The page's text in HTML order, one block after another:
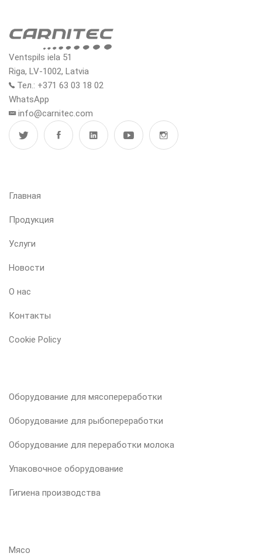
Ventspils iela 51
Riga, LV-1002, Latvia
Тел.: +371 63 03 18 02
WhatsApp
info@carnitec.com
Главная
Продукция
Услуги
Новости
О нас
Контакты
Cookie Policy
Оборудование для мясопереработки
Оборудование для рыбопереработки
Оборудование для переработки молока
Упаковочное оборудование
Гигиена производства
Мясо